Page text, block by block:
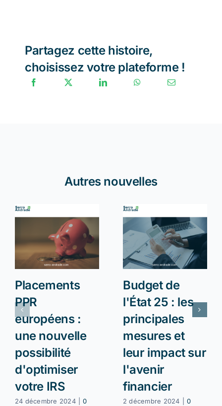
Partagez cette histoire,
choisissez votre plateforme !
Autres nouvelles
Placements
PPR
européens :
une nouvelle
possibilité
d'optimiser
votre IRS
24 décembre 2024
0
Budget de
l'État 25 : les
principales
mesures et
leur impact sur
l'avenir
financier
2 décembre 2024
0